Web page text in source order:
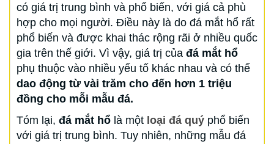
có giá trị trung bình và phổ biến, với giá cả phù
hợp cho mọi người. Điều này là do đá mắt hổ rất
phổ biến và được khai thác rộng rãi ở nhiều quốc
gia trên thế giới. Vì vậy, giá trị của đá mắt hổ
phụ thuộc vào nhiều yếu tố khác nhau và có thể
dao động từ vài trăm cho đến hơn 1 triệu
đồng cho mỗi mẫu đá.
Tóm lại, đá mắt hổ là một loại đá quý phổ biến
với giá trị trung bình. Tuy nhiên, những mẫu đá